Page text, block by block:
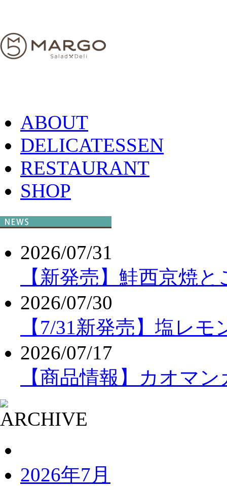
ABOUT
DELICATESSEN
RESTAURANT
SHOP
2026/07/31
【新発売】鮭西京焼
2026/07/30
【7/31新発売】塩レ
2026/07/17
【商品情報】カオマ
2026年7月